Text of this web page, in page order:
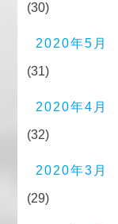
(30)
2020年5月
(31)
2020年4月
(32)
2020年3月
(29)